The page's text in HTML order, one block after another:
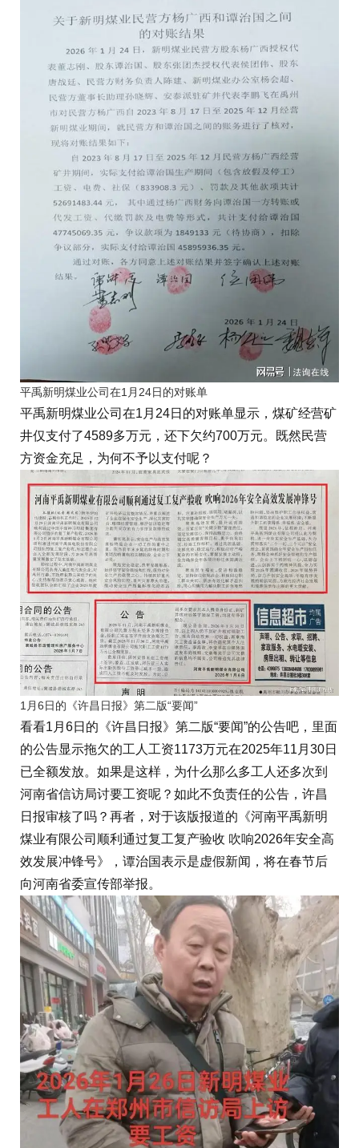
平禹新明煤业公司在1月24日的对账单
平禹新明煤业公司在1月24日的对账单显示，煤矿经营矿
井仅支付了4589多万元，还下欠约700万元。既然民营
方资金充足，为何不予以支付呢？
1月6日的《许昌日报》第二版“要闻”
看看1月6日的《许昌日报》第二版“要闻”的公告吧，里面
的公告显示拖欠的工人工资1173万元在2025年11月30日
已全额发放。如果是这样，为什么那么多工人还多次到
河南省信访局讨要工资呢？如此不负责任的公告，许昌
日报审核了吗？再者，对于该版报道的《河南平禹新明
煤业有限公司顺利通过复工复产验收 吹响2026年安全高
效发展冲锋号》，谭治国表示是虚假新闻，将在春节后
向河南省委宣传部举报。